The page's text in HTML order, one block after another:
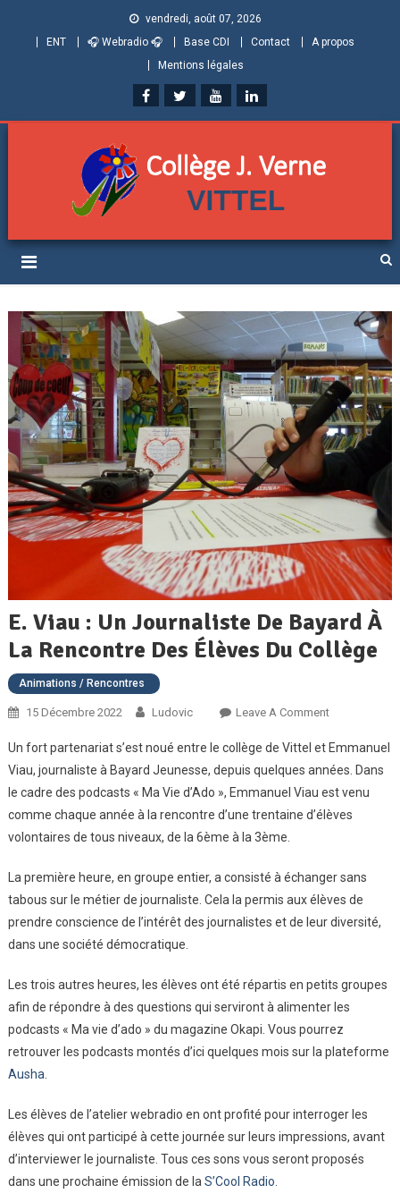
vendredi, août 07, 2026
ENT
🎧 Webradio 🎧 Base CDI Contact
A propos
Mentions légales
Collège Jules Verne de
Vittel (Vosges)
E. Viau : Un Journaliste De Bayard À
La Rencontre Des Élèves Du Collège
Animations / Rencontres
15 Décembre 2022 Ludovic Leave A CommentOn
Viau
:
Un
Journaliste
À
La
Rencontre
Du
Collège
Un fort partenariat s’est noué entre le collège de Vittel et Emmanuel
Viau, journaliste à Bayard Jeunesse, depuis quelques années. Dans
le cadre des podcasts « Ma Vie d’Ado », Emmanuel Viau est venu
comme chaque année à la rencontre d’une trentaine d’élèves
volontaires de tous niveaux, de la 6ème à la 3ème.
La première heure, en groupe entier, a consisté à échanger sans
tabous sur le métier de journaliste. Cela la permis aux élèves de
prendre conscience de l’intérêt des journalistes et de leur diversité,
dans une société démocratique.
Les trois autres heures, les élèves ont été répartis en petits groupes
afin de répondre à des questions qui serviront à alimenter les
podcasts « Ma vie d’ado » du magazine Okapi. Vous pourrez
retrouver les podcasts montés d’ici quelques mois sur la plateforme
Ausha
Les élèves de l’atelier webradio en ont profité pour interroger les
élèves qui ont participé à cette journée sur leurs impressions, avant
d’interviewer le journaliste. Tous ces sons vous seront proposés
dans une prochaine émission de la S’Cool Radio